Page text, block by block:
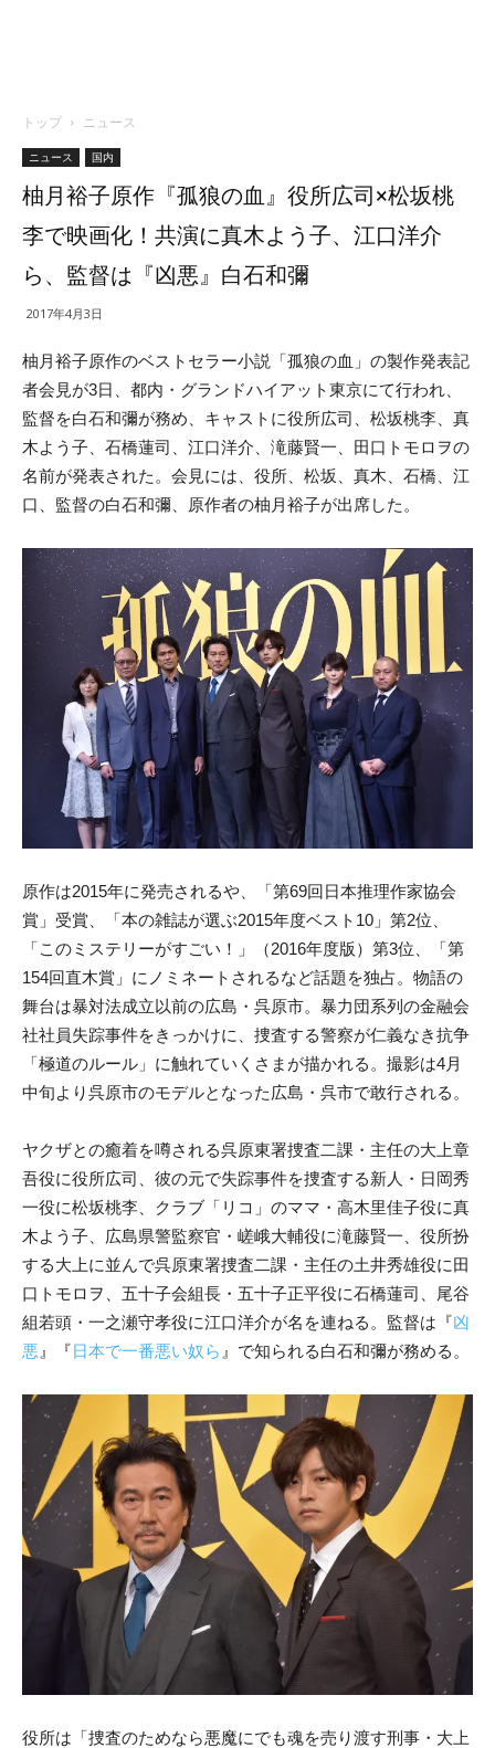
トップ ニュース
ニュース 国内
柚月裕子原作『孤狼の血』役所広司×松坂桃
李で映画化！共演に真木よう子、江口洋介
ら、監督は『凶悪』白石和彌
2017年4月3日
柚月裕子原作のベストセラー小説「孤狼の血」の製作発表記
者会見が3日、都内・グランドハイアット東京にて行われ、
監督を白石和彌が務め、キャストに役所広司、松坂桃李、真
木よう子、石橋蓮司、江口洋介、滝藤賢一、田口トモロヲの
名前が発表された。会見には、役所、松坂、真木、石橋、江
口、監督の白石和彌、原作者の柚月裕子が出席した。
原作は2015年に発売されるや、「第69回日本推理作家協会
賞」受賞、「本の雑誌が選ぶ2015年度ベスト10」第2位、
「このミステリーがすごい！」（2016年度版）第3位、「第
154回直木賞」にノミネートされるなど話題を独占。物語の
舞台は暴対法成立以前の広島・呉原市。暴力団系列の金融会
社社員失踪事件をきっかけに、捜査する警察が仁義なき抗争
「極道のルール」に触れていくさまが描かれる。撮影は4月
中旬より呉原市のモデルとなった広島・呉市で敢行される。
ヤクザとの癒着を噂される呉原東署捜査二課・主任の大上章
吾役に役所広司、彼の元で失踪事件を捜査する新人・日岡秀
一役に松坂桃李、クラブ「リコ」のママ・高木里佳子役に真
木よう子、広島県警監察官・嵯峨大輔役に滝藤賢一、役所扮
する大上に並んで呉原東署捜査二課・主任の土井秀雄役に田
口トモロヲ、五十子会組長・五十子正平役に石橋蓮司、尾谷
組若頭・一之瀬守孝役に江口洋介が名を連ねる。監督は『凶
悪 』『日本で一番悪い奴ら 』で知られる白石和彌が務める。
役所は「捜査のためなら悪魔にでも魂を売り渡す刑事・大上